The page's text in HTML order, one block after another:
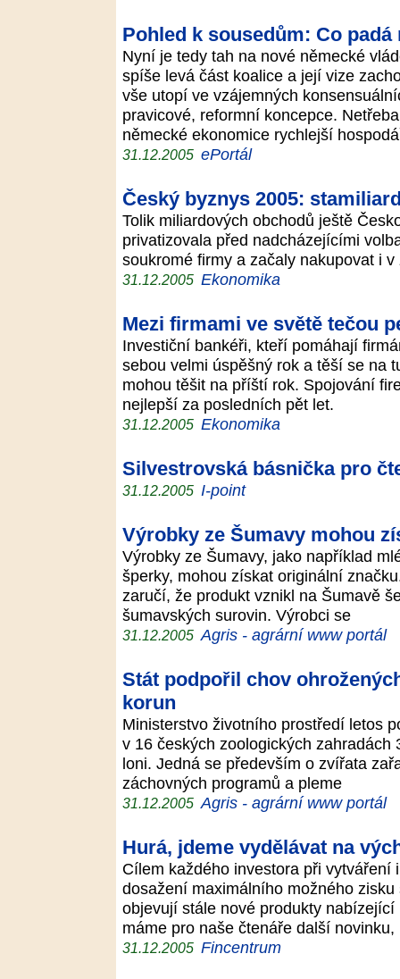
Pohled k sousedům: Co
Nyní je tedy tah na nové německé
spíše levá část koalice a její vize
vše utopí ve vzájemných
pravicové, reformní koncepce.
německé ekonomice rychlejší
31.12.2005 ePortál
Český byznys 2005:
Tolik miliardových obchodů ještě
privatizovala před nadcházejícími
soukromé firmy a začaly nakupovat i
31.12.2005 Ekonomika
Mezi firmami ve světě tečou
Investiční bankéři, kteří pomáhají
sebou velmi úspěšný rok a těší se na
mohou těšit na příští rok. Spojování
nejlepší za posledních pět let.
31.12.2005 Ekonomika
Silvestrovská básnička pro
31.12.2005 I-point
Výrobky ze Šumavy mohou
Výrobky ze Šumavy, jako například
šperky, mohou získat originální
zaručí, že produkt vznikl na Šumavě
šumavských surovin. Výrobci se
31.12.2005 Agris - agrární www portál
Stát podpořil chov
korun
Ministerstvo životního prostředí letos
v 16 českých zoologických
loni. Jedná se především o zvířata
záchovných programů a pleme
31.12.2005 Agris - agrární www portál
Hurá, jdeme vydělávat na
Cílem každého investora při
dosažení maximálního možného
objevují stále nové produkty
máme pro naše čtenáře další novinku,
31.12.2005 Fincentrum